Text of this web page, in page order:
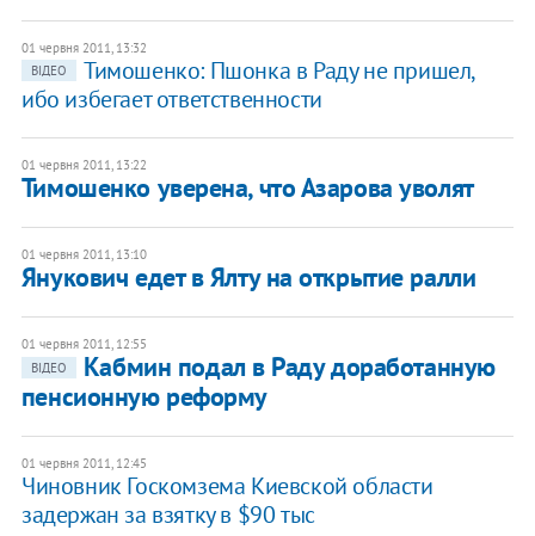
01 червня 2011, 13:32
ВІДЕО
Тимошенко: Пшонка в Раду не пришел,
ибо избегает ответственности
01 червня 2011, 13:22
Тимошенко уверена, что Азарова уволят
01 червня 2011, 13:10
Янукович едет в Ялту на открытие ралли
01 червня 2011, 12:55
ВІДЕО
Кабмин подал в Раду доработанную
пенсионную реформу
01 червня 2011, 12:45
Чиновник Госкомзема Киевской области
задержан за взятку в $90 тыс